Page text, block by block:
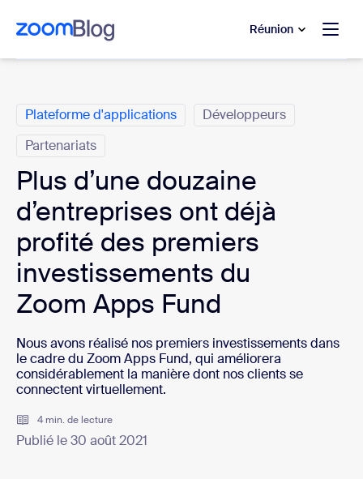
contenu principal
au chat d’aide
Réunion
Plateforme d'applications
Développeurs
Partenariats
Plus d’une douzaine
d’entreprises ont déjà
profité des premiers
investissements du
Zoom Apps Fund
Nous avons réalisé nos premiers investissements dans
le cadre du Zoom Apps Fund, qui améliorera
considérablement la manière dont nos clients se
connectent virtuellement.
4 min. de lecture
Publié le 30 août 2021